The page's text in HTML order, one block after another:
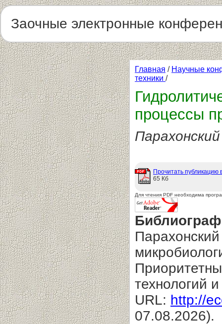
Заочные электронные
Главная / Научные
техники /
процессы
Прочитать публикацию
65 Кб
Для чтения PDF необходима
технологий
URL: http://
07.08.2026).